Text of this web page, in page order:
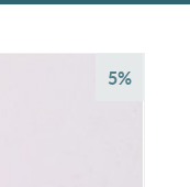
5%